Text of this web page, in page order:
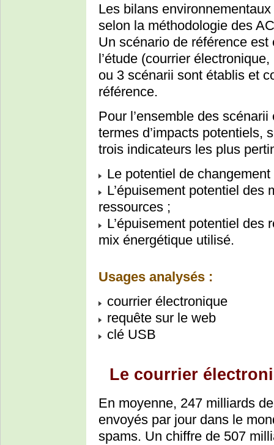
Les bilans
selon la méthodologie des
Un scénario de référence
l’étude (courrier
ou 3 scénarii sont établis et
référence.
Pour l’ensemble des
termes d’impacts potentiels,
trois indicateurs les plus
Le potentiel de
L’épuisement potentiel des
ressources ;
L’épuisement potentiel des
mix énergétique utilisé.
Usages analysés :
courrier électronique
requête sur le web
clé USB
Le courrier
En moyenne, 247 milliards
envoyés par jour dans le
spams. Un chiffre de 507